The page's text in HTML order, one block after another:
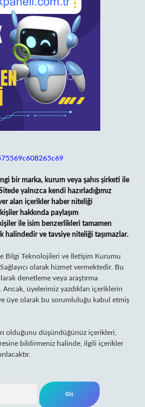
bir marka, kurum veya şahıs şirketi ile
yalnızca kendi hazırladığımız
alan içerikler haber niteliği
hakkında paylaşım
ile isim benzerlikleri tamamen
halindedir ve tavsiye niteliği taşımazlar.
Bilgi Teknolojileri ve İletişim Kurumu
olarak hizmet vermektedir. Bu
denetleme veya araştırma
üyelerimiz yazdıkları içeriklerin
üye olarak bu sorumluluğu kabul etmiş
olduğunu düşündüğünüz içerikleri,
bildirmeniz halinde, ilgili içerikler